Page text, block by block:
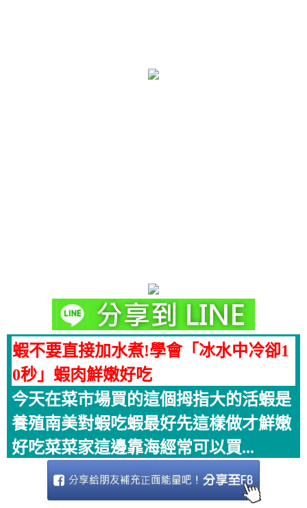
蝦不要直接加水煮!學會「冰水中冷卻1
0秒」蝦肉鮮嫩好吃
今天在菜市場買的這個拇指大的活蝦是
養殖南美對蝦吃蝦最好先這樣做才鮮嫩
好吃菜菜家這邊靠海經常可以買...